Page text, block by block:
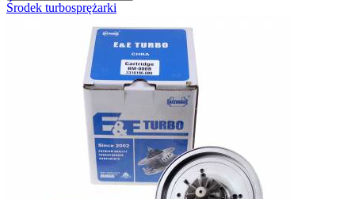
Środek turbosprężarki